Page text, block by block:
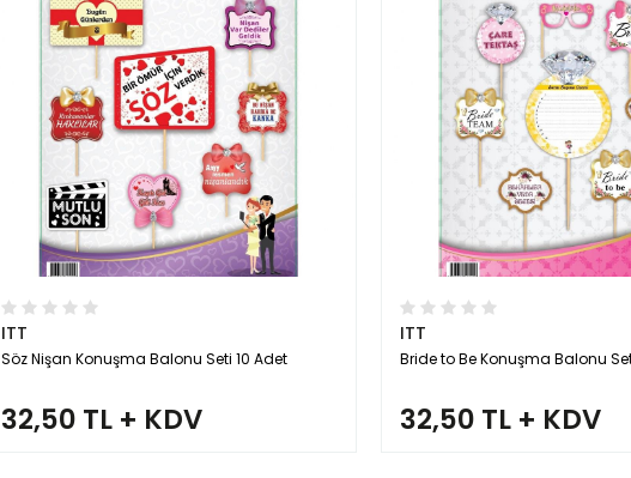
ITT
Söz Nişan Konuşma Balonu Seti 10 Adet
32,50 TL + KDV
ITT
Bride to Be Konuşma Balonu
32,50 TL + KDV